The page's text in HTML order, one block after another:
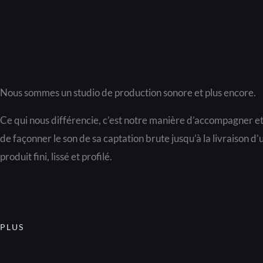
Nous sommes un studio de production sonore et plus encore.
Ce qui nous différencie, c’est notre manière d’accompagner et
de façonner le son de sa captation brute jusqu’à la livraison
produit fini, lissé et profilé.
PLUS